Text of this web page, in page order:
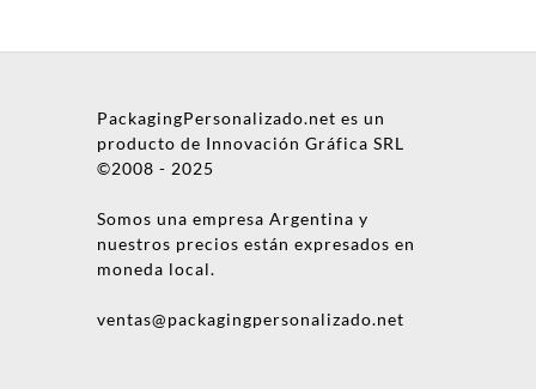
PackagingPersonalizado.net es un
producto de Innovación Gráfica SRL
©2008 - 2025
Somos una empresa Argentina y
nuestros precios están expresados en
moneda local.
ventas@packagingpersonalizado.net